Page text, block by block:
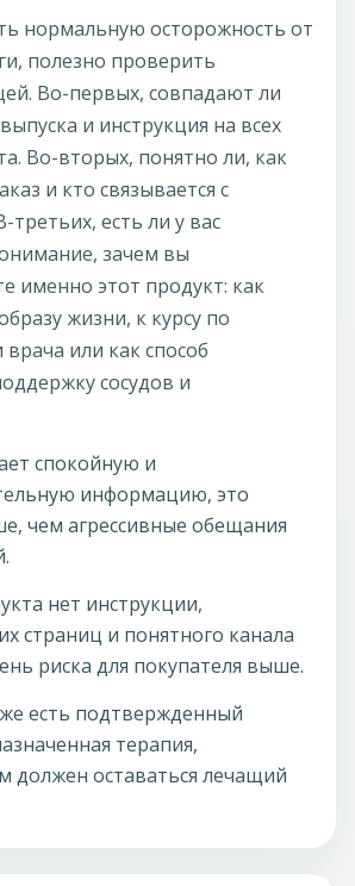
нормальную осторожность от
полезно проверить
Во-первых, совпадают ли
и инструкция на всех
Во-вторых, понятно ли, как
и кто связывается с
третьих, есть ли у вас
зачем вы
именно этот продукт: как
жизни, к курсу по
или как способ
сосудов и
спокойную и
информацию, это
чем агрессивные обещания
нет инструкции,
страниц и понятного канала
риска для покупателя выше.
есть подтвержденный
терапия,
должен оставаться лечащий